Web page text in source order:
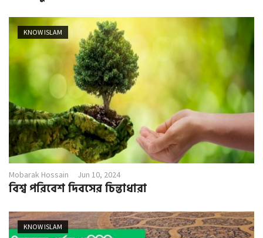
KNOW ISLAM
Mobarak Hossain Jun 10, 2024
বিশ্ব পরিবেশ দিবসের চিন্তাধারা
KNOW ISLAM